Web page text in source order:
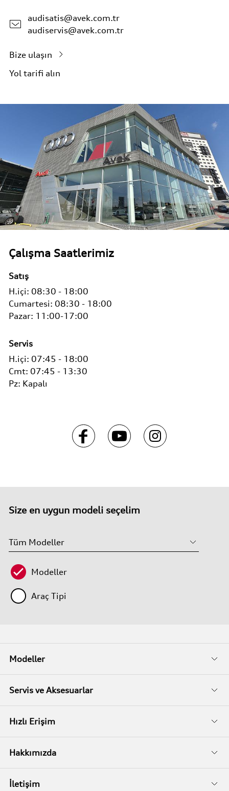
audisatis@avek.com.tr
audiservis@avek.com.tr
Bize ulaşın
Yol tarifi alın
Çalışma Saatlerimiz
Satış
H.içi: 08:30 - 18:00
Cumartesi: 08:30 - 18:00
Pazar: 11:00-17:00
Servis
H.içi: 07:45 - 18:00
Cmt: 07:45 - 13:30
Pz: Kapalı
Size en uygun modeli seçelim
Modeller
Araç Tipi
Modeller
Fiyat Listeleri
Kampanyalar
Servis ve Aksesuarlar
Audi Garanti
Audi Kasko
Audi Garanti Plus
Hızlı Erişim
Servis Randevusu
Hakkımızda
Biz Kimiz?
İletişim